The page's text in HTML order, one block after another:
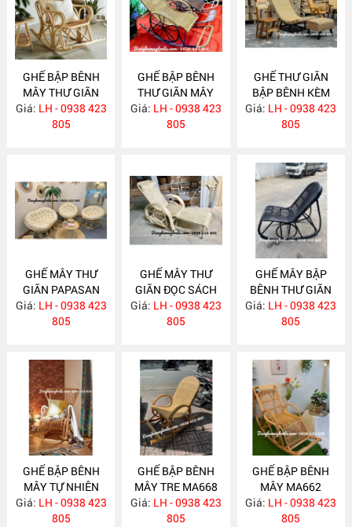
GHẾ BẬP BÊNH
MÂY THƯ GIÃN
MA846
Giá: LH - 0938 423
805
GHẾ BẬP BÊNH
THƯ GIÃN MÂY
NHỰA NH393
Giá: LH - 0938 423
805
GHẾ THƯ GIÃN
BẬP BÊNH KÈM
ĐÔN GÁC CHÂN
LỤC BÌNH MA776
Giá: LH - 0938 423
805
GHẾ MÂY THƯ
GIÃN PAPASAN
MA765
Giá: LH - 0938 423
805
GHẾ MÂY THƯ
GIÃN ĐỌC SÁCH
MA756
Giá: LH - 0938 423
805
GHẾ MÂY BẬP
BÊNH THƯ GIÃN
SƠN ĐEN MA715
Giá: LH - 0938 423
805
GHẾ BẬP BÊNH
MÂY TỰ NHIÊN
MA672
Giá: LH - 0938 423
805
GHẾ BẬP BÊNH
MÂY TRE MA668
Giá: LH - 0938 423
805
GHẾ BẬP BÊNH
MÂY MA662
Giá: LH - 0938 423
805